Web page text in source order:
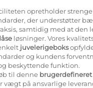
opretholder
der understøtter
samtidig med at den
løsninger. Vores
juvelerigeboks
og kundens
beskyttende funktion.
til denne
på ansvarlige